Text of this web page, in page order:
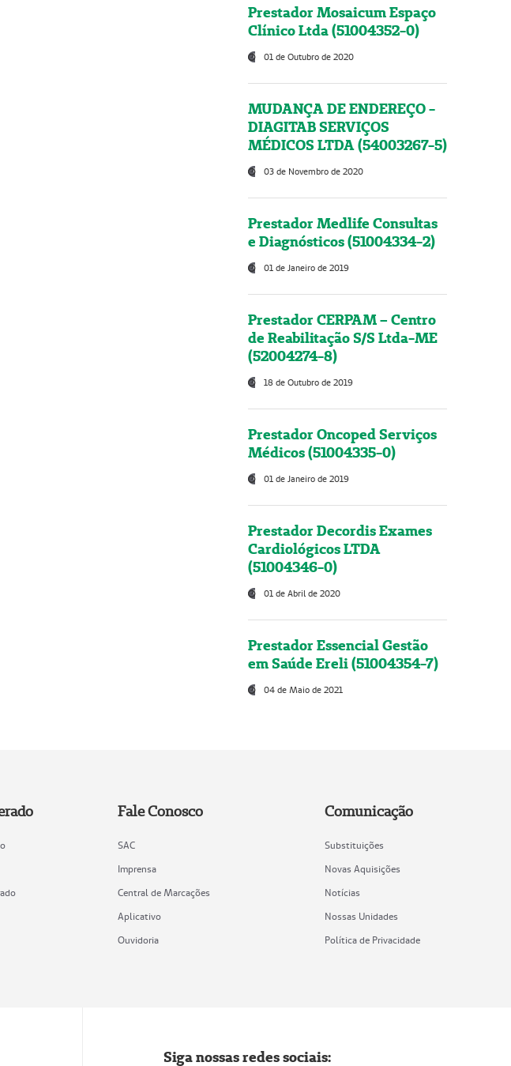
Prestador Mosaicum Espaço
Clínico Ltda (51004352-0)
01 de Outubro de 2020
MUDANÇA DE ENDEREÇO -
DIAGITAB SERVIÇOS
MÉDICOS LTDA (54003267-5)
03 de Novembro de 2020
Prestador Medlife Consultas
e Diagnósticos (51004334-2)
01 de Janeiro de 2019
Prestador CERPAM – Centro
de Reabilitação S/S Ltda-ME
(52004274-8)
18 de Outubro de 2019
Prestador Oncoped Serviços
Médicos (51004335-0)
01 de Janeiro de 2019
Prestador Decordis Exames
Cardiológicos LTDA
(51004346-0)
01 de Abril de 2020
Prestador Essencial Gestão
em Saúde Ereli (51004354-7)
04 de Maio de 2021
Fale Conosco
SAC
Imprensa
Central de Marcações
Aplicativo
Ouvidoria
Comunicação
Substituições
Novas Aquisições
Notícias
Nossas Unidades
Política de Privacidade
Siga nossas redes sociais: